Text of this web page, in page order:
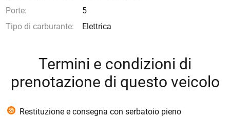
Porte:
5
Tipo di carburante:
Elettrica
Termini e condizioni di
prenotazione di questo veicolo
Restituzione e consegna con serbatoio pieno